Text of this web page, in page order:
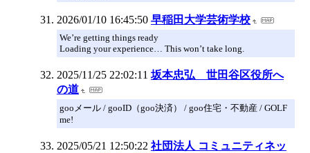
2026/01/10 16:45:50 早稲田大学芸術学校
We’re getting things ready
Loading your experience… This won’t take long.
2025/11/25 22:02:11 坂本忠弘 世田谷区役所へ
の道
gooメール / gooID（goo決済） / goo住宅・不動産 / GOLF
me!
2025/05/21 12:50:22 社団法人 コミュニティネッ